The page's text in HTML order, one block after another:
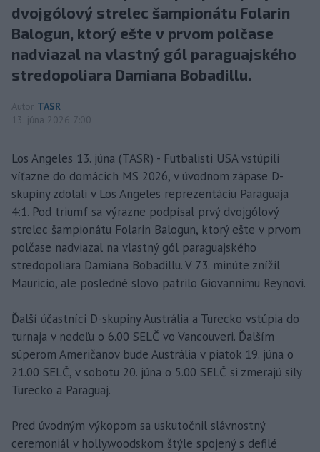
dvojgólový strelec šampionátu Folarin
Balogun, ktorý ešte v prvom polčase
nadviazal na vlastný gól paraguajského
stredopoliara Damiana Bobadillu.
Autor TASR
13. júna 2026 7:00
Los Angeles 13. júna (TASR) - Futbalisti USA vstúpili
víťazne do domácich MS 2026, v úvodnom zápase D-
skupiny zdolali v Los Angeles reprezentáciu Paraguaja
4:1. Pod triumf sa výrazne podpísal prvý dvojgólový
strelec šampionátu Folarin Balogun, ktorý ešte v prvom
polčase nadviazal na vlastný gól paraguajského
stredopoliara Damiana Bobadillu. V 73. minúte znížil
Mauricio, ale posledné slovo patrilo Giovannimu Reynovi.
Ďalší účastníci D-skupiny Austrália a Turecko vstúpia do
turnaja v nedeľu o 6.00 SELČ vo Vancouveri. Ďalším
súperom Američanov bude Austrália v piatok 19. júna o
21.00 SELČ, v sobotu 20. júna o 5.00 SELČ si zmerajú sily
Turecko a Paraguaj.
Pred úvodným výkopom sa uskutočnil slávnostný
ceremoniál v hollywoodskom štýle spojený s defilé